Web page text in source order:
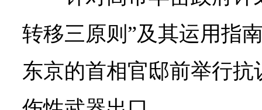
转移三原则”及其运用指
东京的首相官邸前举行